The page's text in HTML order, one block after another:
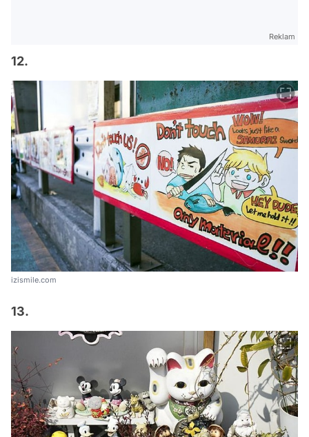
Reklam
12.
izismile.com
13.